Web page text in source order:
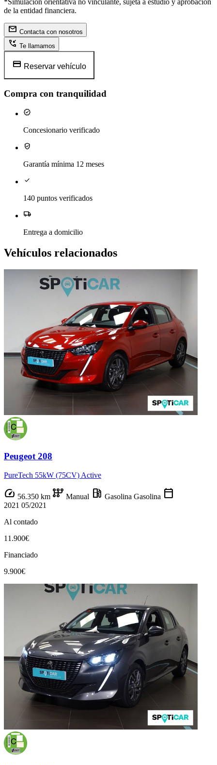
*Simulación orientativa no vinculante, sujeta a estudio y aprobación
de la entidad financiera.
mail Contacta con nosotros
phone_callback Te llamamos
credit_card Reservar vehículo
Compra con tranquilidad
verified
Concesionario verificado
verified_user
Garantía mínima 12 meses
check
140 puntos verificados
local_shipping
Entrega a domicilio
Vehículos relacionados
Peugeot 208
PureTech 55kW (75CV) Active
speed 56.350 km auto_transmission Manual local_gas_station Gasolina Gasolina calendar_today
2021 05/2021
Al contado
11.900€
Financiado
9.900€